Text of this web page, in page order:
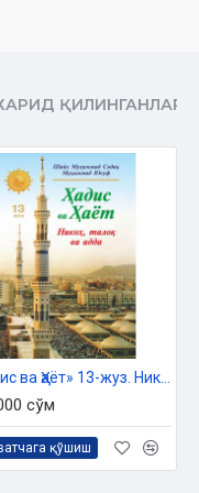
63
68
бөлиниўи 70
түрлери 72
75
мәнилерди
84
болған
пайғамбарлық
ҚИЛИНГАНЛАР
сўм
қўшиш